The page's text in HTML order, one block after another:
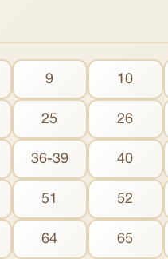
9 10
25 26
36-39 40
51 52
64 65